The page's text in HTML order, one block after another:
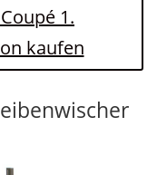
1.
kaufen